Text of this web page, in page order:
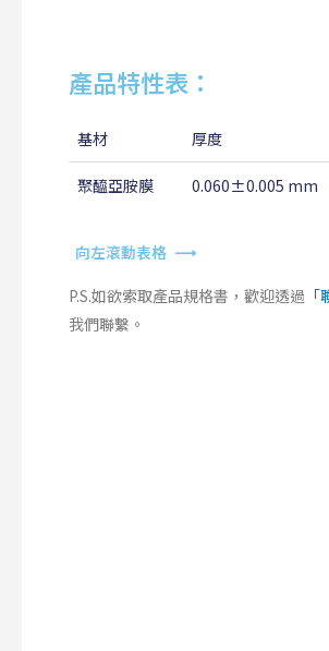
產品特性表：
基材 厚度
聚醯亞胺膜 0.060±0.005 mm
向左滾動表格 ⟶
P.S.如欲索取產品規格書，歡迎透過
我們聯繫。